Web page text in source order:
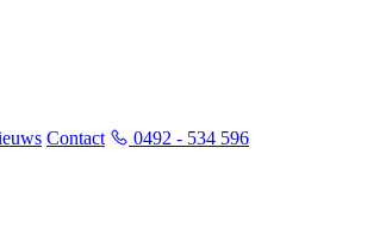
Contact 0492 - 534 596